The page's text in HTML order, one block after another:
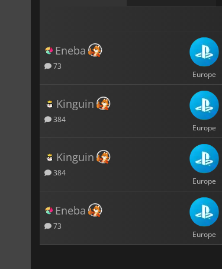
Eneba
73
Europe
Kinguin
384
Europe
Kinguin
384
Europe
Eneba
73
Europe